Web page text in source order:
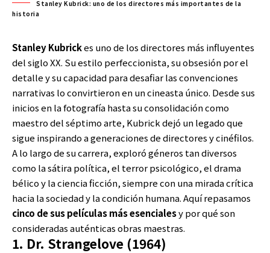
Stanley Kubrick: uno de los directores más importantes de la
historia
Stanley Kubrickes uno de los directores más influyentes
del siglo XX. Su estilo perfeccionista, su obsesión por el
detalle y su capacidad para desafiar las convenciones
narrativas lo convirtieron en un cineasta único. Desde sus
inicios en la fotografía hasta su consolidación como
maestro del séptimo arte, Kubrick dejó un legado que
sigue inspirando a generaciones de directores y cinéfilos.
A lo largo de su carrera, exploró géneros tan diversos
como la sátira política, el terror psicológico, el drama
bélico y la ciencia ficción, siempre con una mirada crítica
hacia la sociedad y la condición humana. Aquí repasamos
cinco de sus películas más esencialesy por qué son
consideradas auténticas obras maestras.
1. Dr. Strangelove (1964)